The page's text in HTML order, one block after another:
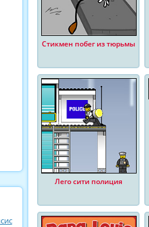
Стикмен побег из тюрьмы
Лего сити полиция